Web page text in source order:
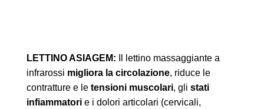
LETTINO ASIAGEM:
Il lettino massaggiante a
infrarossi migliora la circolazione, riduce le
contratture e le tensioni muscolari, gli stati
infiammatori e i dolori articolari (cervicali,